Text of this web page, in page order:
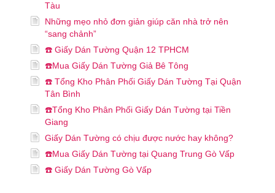
Tàu
Những mẹo nhỏ đơn giản giúp căn nhà trở nên
“sang chảnh”
☎️ Giấy Dán Tường Quận 12 TPHCM
☎️Mua Giấy Dán Tường Giả Bê Tông
☎️ Tổng Kho Phân Phối Giấy Dán Tường Tại Quận
Tân Bình
☎️Tổng Kho Phân Phối Giấy Dán Tường tại Tiền
Giang
Giấy Dán Tường có chịu được nước hay không?
☎️Mua Giấy Dán Tường tại Quang Trung Gò Vấp
☎️ Giấy Dán Tường Gò Vấp